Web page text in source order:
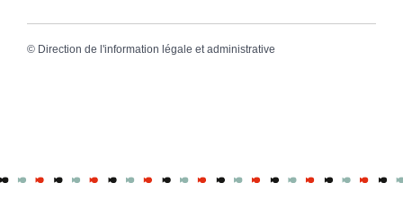
© Direction de l'information légale et administrative